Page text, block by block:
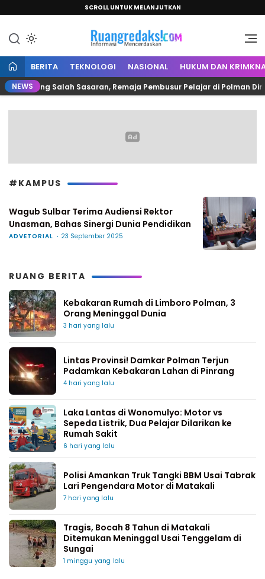
SCROLL UNTUK MELANJUTKAN
Ruang Redaksi
Informasi Mencerdaskan
BERITA TEKNOLOGI NASIONAL HUKUM DAN
NEWS
Berujung Salah Sasaran, Remaja Pembusur Pelajar di Polman
#KAMPUS
Wagub Sulbar Terima Audiensi Rektor
Unasman, Bahas Sinergi Dunia Pendidikan
ADVETORIAL 23 September 2025
RUANG BERITA
Kebakaran Rumah di Limboro Polman, 3
Orang Meninggal Dunia
3 hari yang lalu
Lintas Provinsi! Damkar Polman Terjun
Padamkan Kebakaran Lahan di Pinrang
4 hari yang lalu
Laka Lantas di Wonomulyo: Motor vs
Sepeda Listrik, Dua Pelajar Dilarikan ke
Rumah Sakit
6 hari yang lalu
Polisi Amankan Truk Tangki BBM Usai Tabrak
Lari Pengendara Motor di Matakali
7 hari yang lalu
Tragis, Bocah 8 Tahun di Matakali
Ditemukan Meninggal Usai Tenggelam di
Sungai
1 minggu yang lalu